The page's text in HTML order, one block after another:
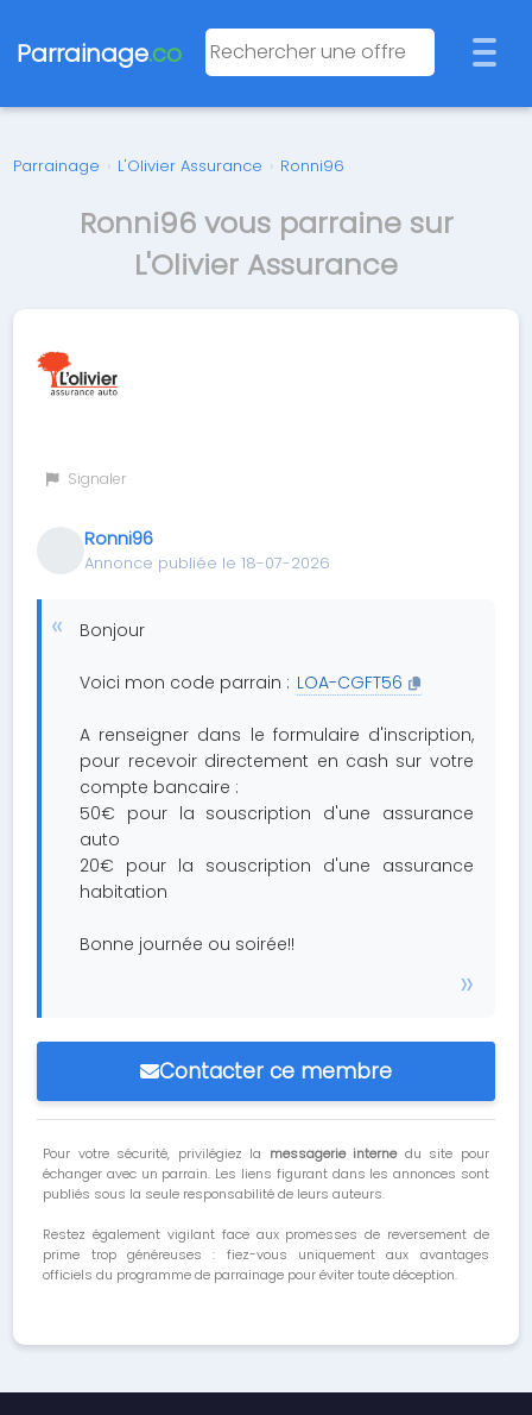
Parrainage.co
Parrainage › L'Olivier Assurance › Ronni96
Ronni96 vous parraine sur
L'Olivier Assurance
Signaler
Ronni96
Annonce publiée le 18-07-2026
Bonjour
Voici mon code parrain : LOA-CGFT56
A renseigner dans le formulaire d'inscription,
pour recevoir directement en cash sur votre
compte bancaire :
50€ pour la souscription d'une assurance
auto
20€ pour la souscription d'une assurance
habitation
Bonne journée ou soirée!!
Contacter ce membre
Pour votre sécurité, privilégiez la messagerie internedu site pour
échanger avec un parrain. Les liens figurant dans les annonces sont
publiés sous la seule responsabilité de leurs auteurs.
Restez également vigilant face aux promesses de reversement de
prime trop généreuses : fiez-vous uniquement aux avantages
officiels du programme de parrainage pour éviter toute déception.